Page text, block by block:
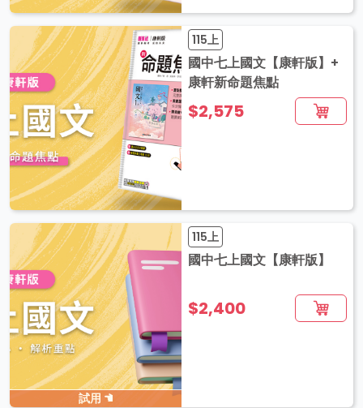
115上
國中七上國文【康軒版】+
康軒新命題焦點
$2,575
試用
115上
國中七上國文【康軒版】
$2,400